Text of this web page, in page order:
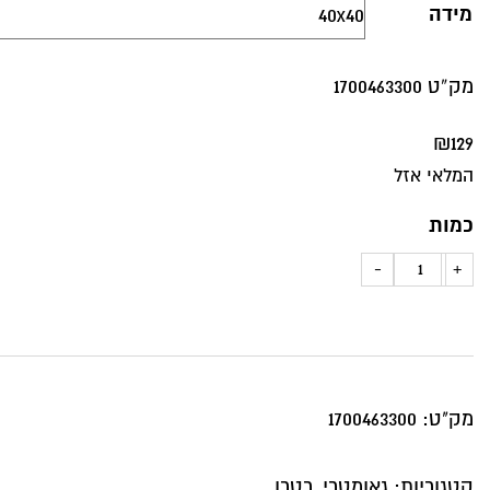
מידה
מק”ט 1700463300
₪129
המלאי אזל
כמות
+
כמות
-
מק"ט: 1700463300